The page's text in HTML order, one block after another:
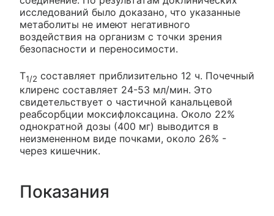
исследований было доказано, что указанные
метаболиты не имеют негативного
воздействия на организм с точки зрения
безопасности и переносимости.
T1/2 составляет приблизительно 12 ч. Почечный
клиренс составляет 24-53 мл/мин. Это
свидетельствует о частичной канальцевой
реабсорбции моксифлоксацина. Около 22%
однократной дозы (400 мг) выводится в
неизмененном виде почками, около 26% -
через кишечник.
Показания